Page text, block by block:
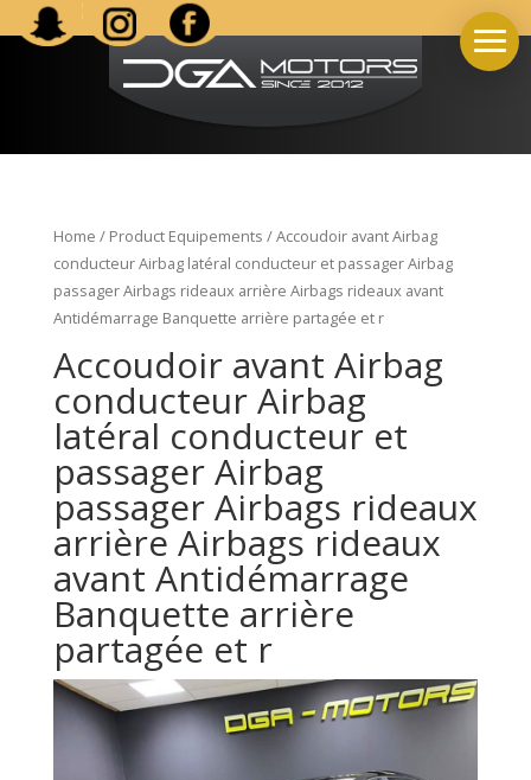
Home / Product Equipements / Accoudoir avant Airbag
conducteur Airbag latéral conducteur et passager Airbag
passager Airbags rideaux arrière Airbags rideaux avant
Antidémarrage Banquette arrière partagée et r
Accoudoir avant Airbag
conducteur Airbag
latéral conducteur et
passager Airbag
passager Airbags rideaux
arrière Airbags rideaux
avant Antidémarrage
Banquette arrière
partagée et r